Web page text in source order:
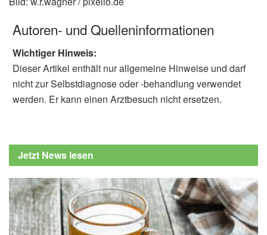
Autoren- und Quelleninformationen
Wichtiger Hinweis:
Dieser Artikel enthält nur allgemeine Hinweise und darf
nicht zur Selbstdiagnose oder -behandlung verwendet
werden. Er kann einen Arztbesuch nicht ersetzen.
Jetzt News lesen